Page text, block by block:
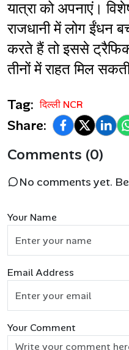
यात्रा को अपनाएं।
राजधानी में लोग ईंधन
करते हैं तो इससे
तीनों में राहत मिल
Tag: दिल्ली NCR
Share:
Comments (0)
No comments yet.
Your Name
Email Address
Your Comment